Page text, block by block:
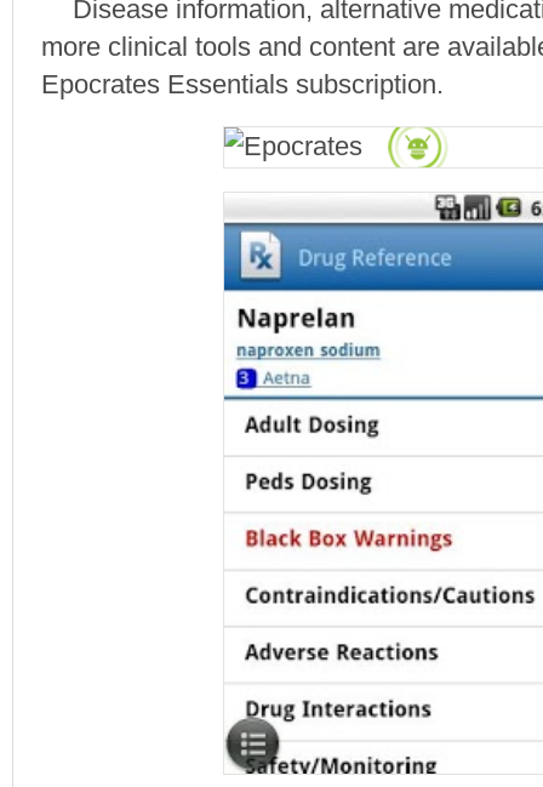
Disease information, alternative
more clinical tools and content are
Epocrates Essentials subscription.